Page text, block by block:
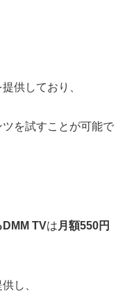
供しており、
を試すことが可能で
TVは 月額550円
し、